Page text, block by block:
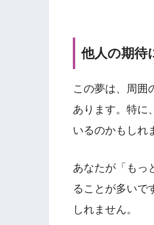
他人の期待
この夢は、周囲
あります。特に
いるのかもしれ
あなたが「もっ
ることが多いで
しれません。